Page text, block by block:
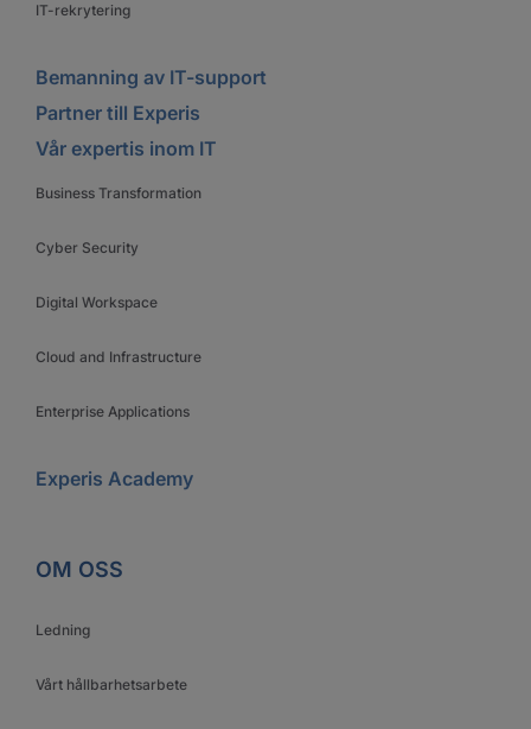
IT-rekrytering
Bemanning av IT-support
Partner till Experis
Vår expertis inom IT
Business Transformation
Cyber Security
Digital Workspace
Cloud and Infrastructure
Enterprise Applications
Experis Academy
OM OSS
Ledning
Vårt hållbarhetsarbete